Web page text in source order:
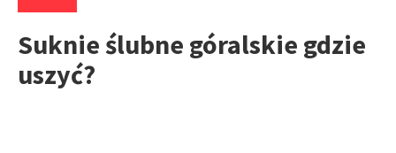
Suknie ślubne góralskie gdzie
uszyć?